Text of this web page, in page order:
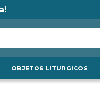
OBJETOS LITURGICOS